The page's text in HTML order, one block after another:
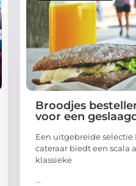
Broodjes
voor een
Een uitgebreide selectie
cateraar biedt een scala
klassieke
...